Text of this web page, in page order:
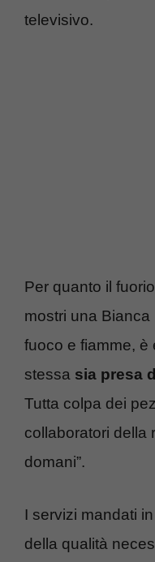
televisivo.
Per quanto il
mostri una
fuoco e fiamme, è
stessa sia presa
Tutta colpa dei
collaboratori della
domani”.
I servizi mandati
della qualità